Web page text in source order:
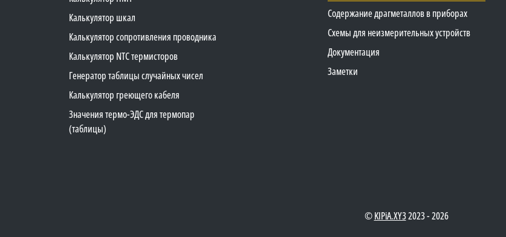
Калькулятор шкал
Калькулятор сопротивления проводника
Калькулятор NTC термисторов
Генератор таблицы случайных чисел
Калькулятор греющего кабеля
Значения термо-ЭДС для термопар
(таблицы)
Содержание драгметаллов в приборах
Схемы для неизмерительных устройств
Документация
Заметки
©KIPiA.XY32023 - 2026